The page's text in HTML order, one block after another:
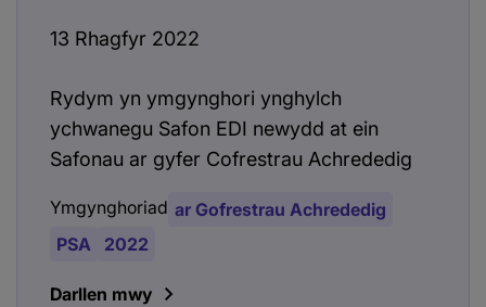
13 Rhagfyr 2022
Rydym yn ymgynghori ynghylch
ychwanegu Safon EDI newydd at ein
Safonau ar gyfer Cofrestrau Achrededig
Ymgynghoriad ar Gofrestrau Achrededig
PSA
2022
Darllen mwy